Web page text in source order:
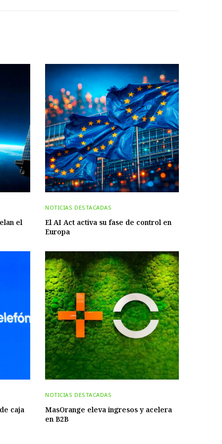
el
NOTICIAS DESTACADAS
El AI Act activa su fase de control en
Europa
caja
NOTICIAS DESTACADAS
MasOrange eleva ingresos y acelera
en B2B